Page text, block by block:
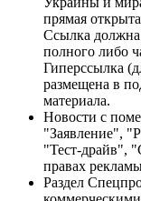
прямая
Ссылка должна
полного либо
Гиперссылка
размещена в
материала.
Новости с
"Заявление",
"Тест-драйв",
правах
Раздел